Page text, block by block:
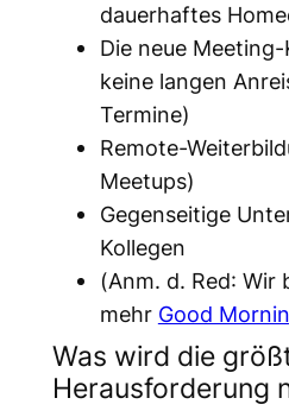
dauerhaftes
Die neue
keine langen
Termine)
Remote-
Meetups)
Gegenseitige
Kollegen
(Anm. d. Red: Wir
mehr Good
Was wird die
Herausforderung